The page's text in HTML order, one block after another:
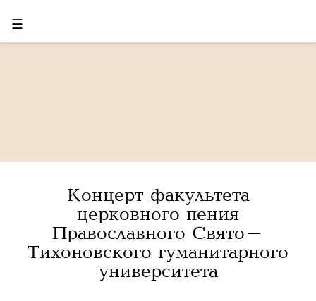
☰
Концерт факультета
церковного пения
Православного Свято-
Тихоновского гуманитарного
университета